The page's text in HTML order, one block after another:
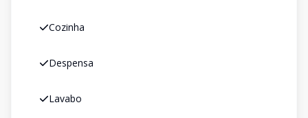
Cozinha
Despensa
Lavabo